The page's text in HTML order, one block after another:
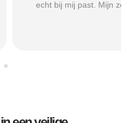
is flink verbeterd."